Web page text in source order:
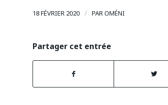
18 FÉVRIER 2020 / PAROMÉNI
Partager cet entrée